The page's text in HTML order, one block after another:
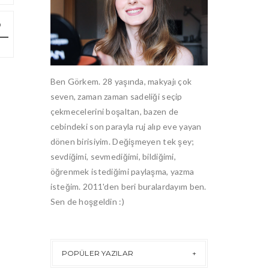
Ben Görkem. 28 yaşında, makyajı çok
seven, zaman zaman sadeliği seçip
çekmecelerini boşaltan, bazen de
cebindeki son parayla ruj alıp eve yayan
dönen birisiyim. Değişmeyen tek şey;
sevdiğimi, sevmediğimi, bildiğimi,
öğrenmek istediğimi paylaşma, yazma
isteğim. 2011'den beri buralardayım ben.
Sen de hoşgeldin :)
POPÜLER YAZILAR